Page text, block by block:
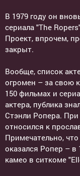
В 1979 году он
сериала "The
Проект, впрочем,
закрыт.
Вообще, список
огромен – за свою
150 фильмах и
актера, публика
Стэнли Ропера.
относился к
Примечательно,
оказался Ропер – в
камео в ситкоме